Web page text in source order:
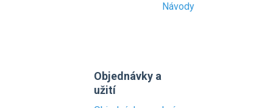
Návody
Objednávky a
užití